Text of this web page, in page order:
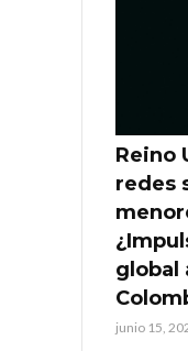
Reino
redes
global
junio 15,